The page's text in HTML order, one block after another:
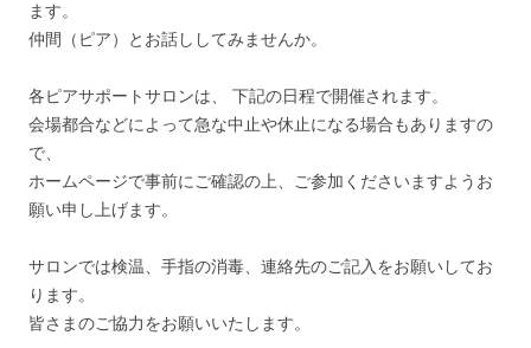
ます。
仲間（ピア）とお話ししてみませんか。
各ピアサポートサロンは、 下記の日程で開催されます。
会場都合などによって急な中止や休止になる場合もありますの
で、
ホームページで事前にご確認の上、ご参加くださいますようお
願い申し上げます。
サロンでは検温、手指の消毒、連絡先のご記入をお願いしてお
ります。
皆さまのご協力をお願いいたします。